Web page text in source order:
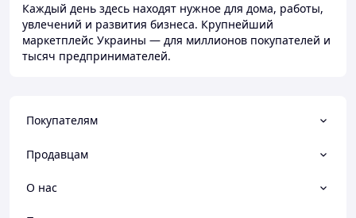
Каждый день здесь находят нужное для дома, работы,
увлечений и развития бизнеса. Крупнейший
маркетплейс Украины — для миллионов покупателей и
тысяч предпринимателей.
Покупателям
Продавцам
О нас